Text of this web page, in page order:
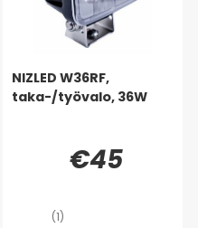
NIZLED W36RF,
taka-/työvalo, 36W
€45
(1)